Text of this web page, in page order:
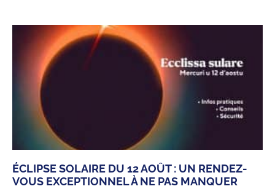
ÉCLIPSE SOLAIRE DU 12 AOÛT : UN RENDEZ-
VOUS EXCEPTIONNEL À NE PAS MANQUER